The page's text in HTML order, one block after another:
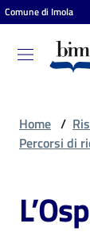
Vai al contenuto
Vai alla
Vai al footer
Comune di Imola
Home /
Percorsi di